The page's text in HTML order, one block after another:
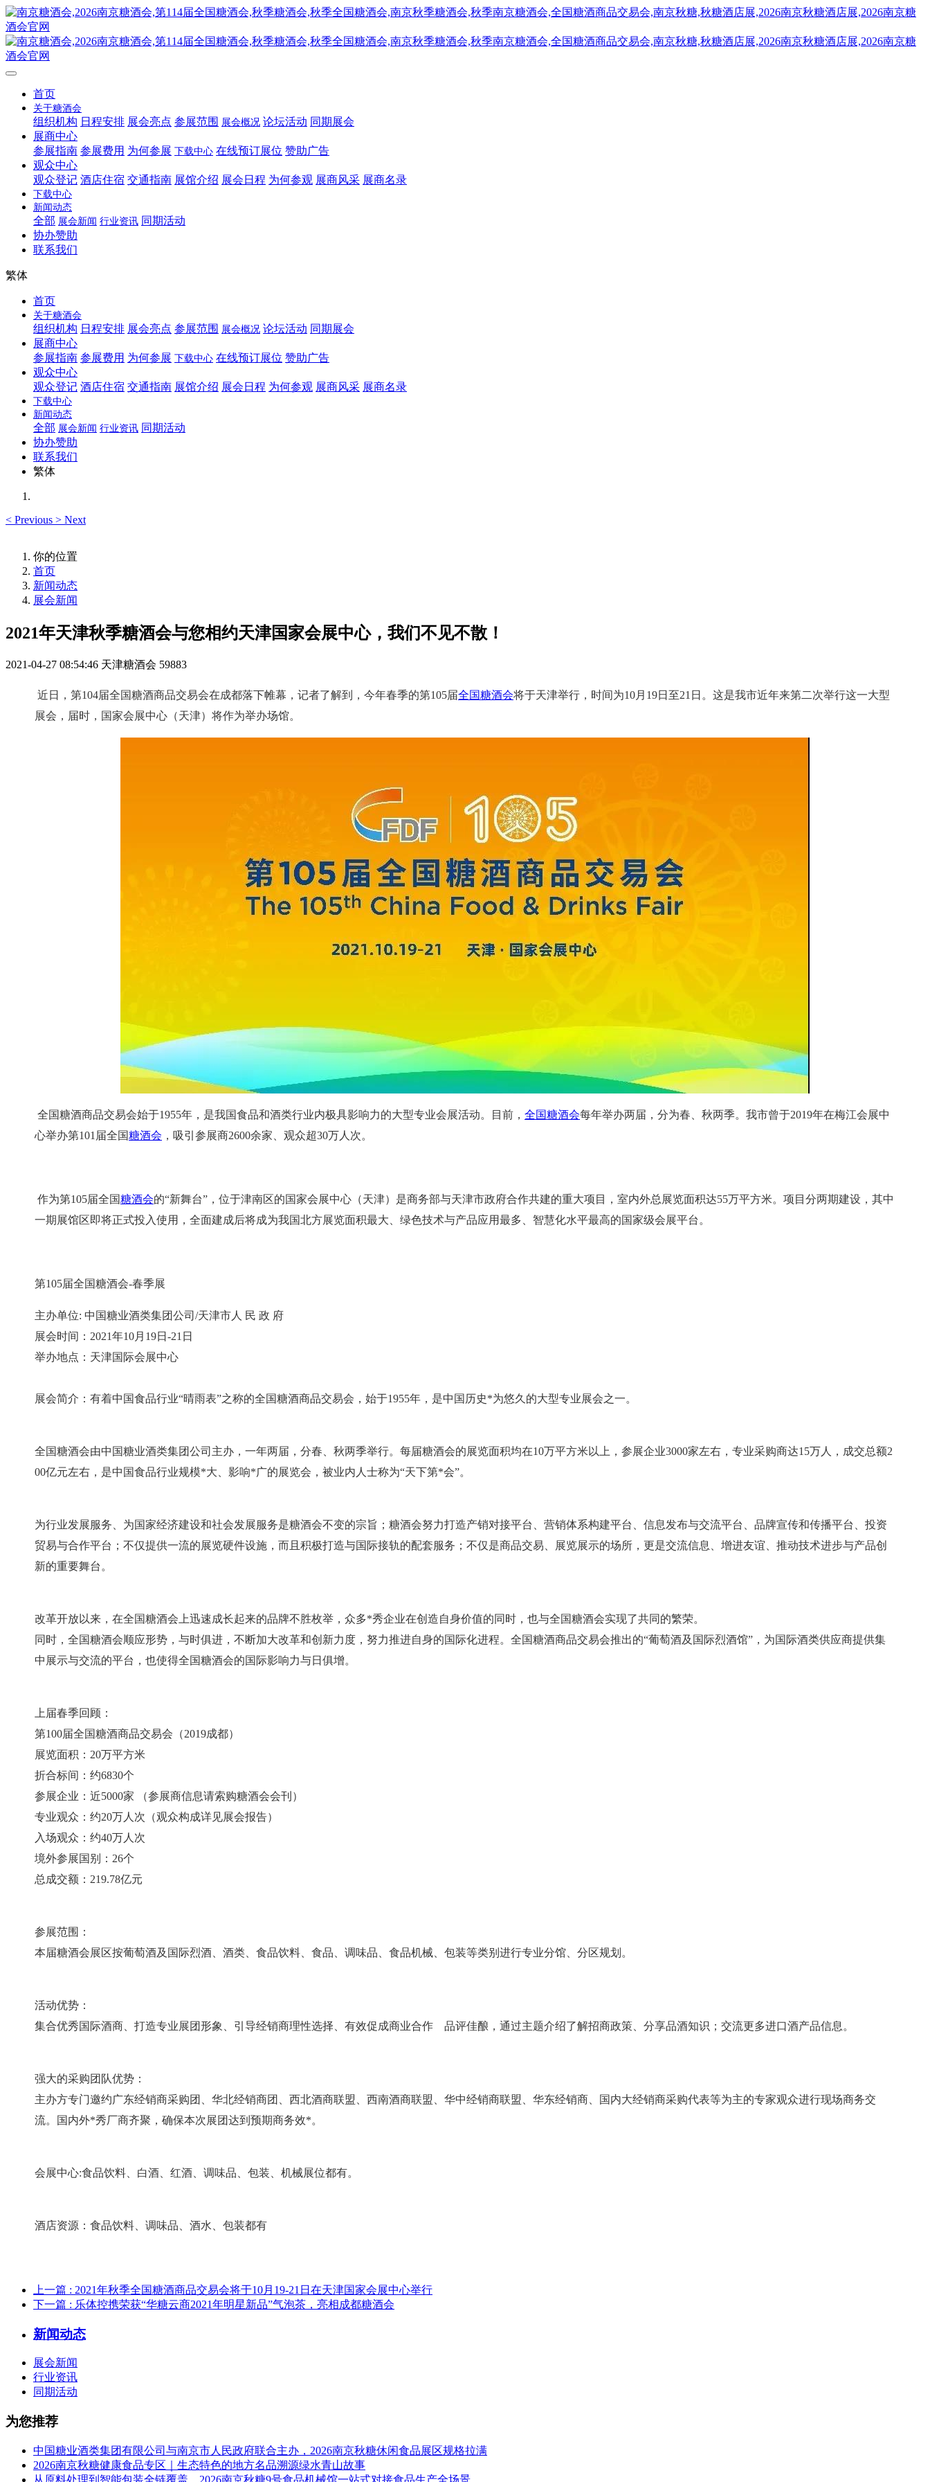
首页
关于糖酒会
组织机构 日程安排 展会亮点 参展范围 展会概况 论坛活动 同期展会
展商中心
参展指南 参展费用 为何参展 下载中心 在线预订展位 赞助广告
观众中心
观众登记 酒店住宿 交通指南 展馆介绍 展会日程 为何参观 展商风采 展商名录
下载中心
新闻动态
全部 展会新闻 行业资讯 同期活动
协办赞助
联系我们
繁体
首页
关于糖酒会
组织机构 日程安排 展会亮点 参展范围 展会概况 论坛活动 同期展会
展商中心
参展指南 参展费用 为何参展 下载中心 在线预订展位 赞助广告
观众中心
观众登记 酒店住宿 交通指南 展馆介绍 展会日程 为何参观 展商风采 展商名录
下载中心
新闻动态
全部 展会新闻 行业资讯 同期活动
协办赞助
联系我们
繁体
< Previous > Next
你的位置
首页
新闻动态
展会新闻
2021年天津秋季糖酒会与您相约天津国家会展中心，我们不见不散！
2021-04-27 08:54:46 天津糖酒会 59883
近日，第104届全国糖酒商品交易会在成都落下帷幕，记者了解到，今年春季的第105届全国糖酒会将于天津举行，时间为10月19日至21日。这是我市近年来第二次举行这一大型
展会，届时，国家会展中心（天津）将作为举办场馆。
全国糖酒商品交易会始于1955年，是我国食品和酒类行业内极具影响力的大型专业会展活动。目前， 全国糖酒会每年举办两届，分为春、秋两季。我市曾于2019年在梅江会展中
心举办第101届全国糖酒会 ，吸引参展商2600余家、观众超30万人次。
作为第105届全国糖酒会的“新舞台”，位于津南区的国家会展中心（天津）是商务部与天津市政府合作共建的重大项目，室内外总展览面积达55万平方米。项目分两期建设，其中
一期展馆区即将正式投入使用，全面建成后将成为我国北方展览面积最大、绿色技术与产品应用最多、智慧化水平最高的国家级会展平台。
第105届全国糖酒会-春季展
主办单位: 中国糖业酒类集团公司/天津市人 民 政 府
展会时间：2021年10月19日-21日
举办地点：天津国际会展中心
展会简介：有着中国食品行业“晴雨表”之称的全国糖酒商品交易会，始于1955年，是中国历史*为悠久的大型专业展会之一。
全国糖酒会由中国糖业酒类集团公司主办，一年两届，分春、秋两季举行。每届糖酒会的展览面积均在10万平方米以上，参展企业3000家左右，专业采购商达15万人，成交总额2
00亿元左右，是中国食品行业规模*大、影响*广的展览会，被业内人士称为“天下第*会”。
为行业发展服务、为国家经济建设和社会发展服务是糖酒会不变的宗旨；糖酒会努力打造产销对接平台、营销体系构建平台、信息发布与交流平台、品牌宣传和传播平台、投资
贸易与合作平台；不仅提供一流的展览硬件设施，而且积极打造与国际接轨的配套服务；不仅是商品交易、展览展示的场所，更是交流信息、增进友谊、推动技术进步与产品创
新的重要舞台。
改革开放以来，在全国糖酒会上迅速成长起来的品牌不胜枚举，众多*秀企业在创造自身价值的同时，也与全国糖酒会实现了共同的繁荣。
同时，全国糖酒会顺应形势，与时俱进，不断加大改革和创新力度，努力推进自身的国际化进程。全国糖酒商品交易会推出的“葡萄酒及国际烈酒馆”，为国际酒类供应商提供集
中展示与交流的平台，也使得全国糖酒会的国际影响力与日俱增。
上届春季回顾：
第100届全国糖酒商品交易会（2019成都）
展览面积：20万平方米
折合标间：约6830个
参展企业：近5000家 （参展商信息请索购糖酒会会刊）
专业观众：约20万人次（观众构成详见展会报告）
入场观众：约40万人次
境外参展国别：26个
总成交额：219.78亿元
参展范围：
本届糖酒会展区按葡萄酒及国际烈酒、酒类、食品饮料、食品、调味品、食品机械、包装等类别进行专业分馆、分区规划。
活动优势：
集合优秀国际酒商、打造专业展团形象、引导经销商理性选择、有效促成商业合作 品评佳酿，通过主题介绍了解招商政策、分享品酒知识；交流更多进口酒产品信息。
强大的采购团队优势：
主办方专门邀约广东经销商采购团、华北经销商团、西北酒商联盟、西南酒商联盟、华中经销商联盟、华东经销商、国内大经销商采购代表等为主的专家观众进行现场商务交
流。国内外*秀厂商齐聚，确保本次展团达到预期商务效*。
会展中心:食品饮料、白酒、红酒、调味品、包装、机械展位都有。
酒店资源：食品饮料、调味品、酒水、包装都有
上一篇 : 2021年秋季全国糖酒商品交易会将于10月19-21日在天津国家会展中心举行
下一篇 : 乐体控携荣获“华糖云商2021年明星新品”气泡茶，亮相成都糖酒会
新闻动态
展会新闻
行业资讯
同期活动
为您推荐
中国糖业酒类集团有限公司与南京市人民政府联合主办，2026南京秋糖休闲食品展区规格拉满
2026南京秋糖健康食品专区｜生态特色的地方名品溯源绿水青山故事
从原料处理到智能包装全链覆盖，2026南京秋糖9号食品机械馆一站式对接食品生产全场景